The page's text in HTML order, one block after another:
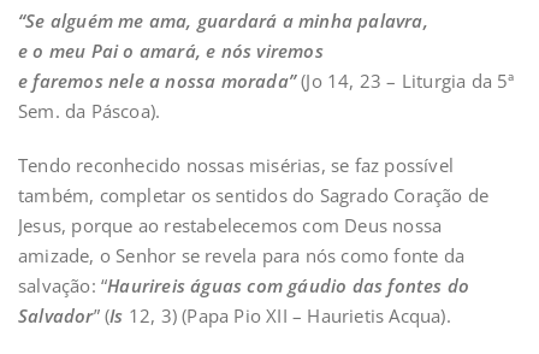
“Se alguém me ama, guardará a minha palavra,
e o meu Pai o amará, e nós viremos
e faremos nele a nossa morada”(Jo 14, 23 – Liturgia da 5ª
Sem. da Páscoa).
Tendo reconhecido nossas misérias, se faz possível
também, completar os sentidos do Sagrado Coração de
Jesus, porque ao restabelecemos com Deus nossa
amizade, o Senhor se revela para nós como fonte da
salvação: “Haurireis águas com gáudio das fontes do
Salvador” (Is 12, 3) (Papa Pio XII – Haurietis Acqua).